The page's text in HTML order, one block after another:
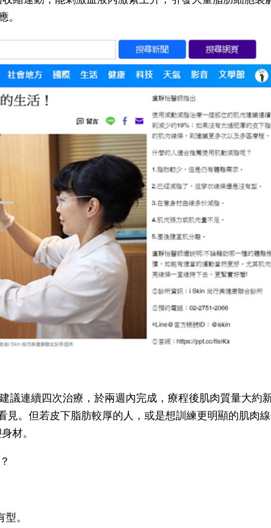
。
議連續四次治療，於兩週內完成，療程後肌肉質量大約
見。但若皮下脂肪較厚的人，或是想訓練更明顯的肌肉
材。
。